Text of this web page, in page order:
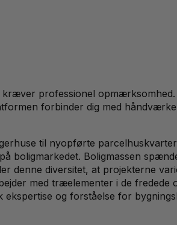
professionel opmærksomhed.
forbinder dig med
til nyopførte
boligmarkedet. Boligmassen
denne diversitet, at projekterne
med træelementer i de fredede
og forståelse for